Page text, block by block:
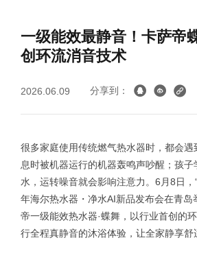
一级能效最静音！卡萨帝
创环流消音技术
2026.06.09 分享到：
很多家庭使用传统燃气热水器时，都会
息时被机器运行的机器轰鸣声吵醒；孩
水，运转噪音就会影响注意力。6月8日，
年海尔热水器・净水AI新品发布会在青岛
帝一级能效热水器·蝶舞，以行业首创的
行全程真静音的沐浴体验，让全家静享舒